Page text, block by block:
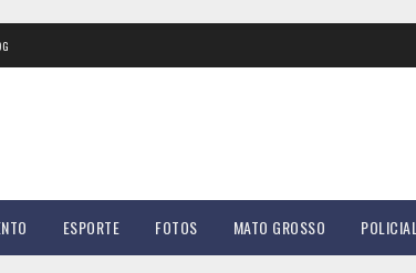
ESPORTE FOTOS MATO GROSSO POLICIAL